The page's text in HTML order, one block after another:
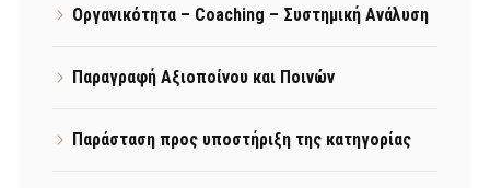
Οργανικότητα – Coaching – Συστημική Ανάλυση
Παραγραφή Αξιοποίνου και Ποινών
Παράσταση προς υποστήριξη της κατηγορίας